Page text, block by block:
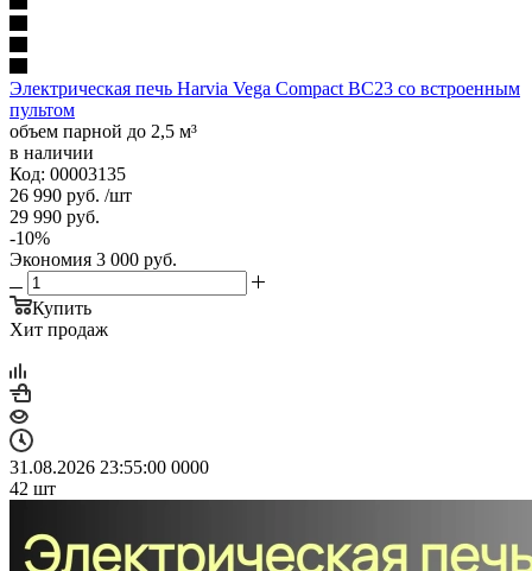
Электрическая печь Harvia Vega Compact BC23 со встроенным
пультом
объем парной до 2,5 м³
в наличии
Код: 00003135
26 990 руб. /шт
29 990 руб.
-10%
Экономия 3 000 руб.
Купить
Хит продаж
31.08.2026 23:55:00 0000
42 шт